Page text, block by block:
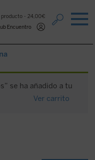
producto
24,00€
Encuentro
se ha añadido a tu
Ver carrito